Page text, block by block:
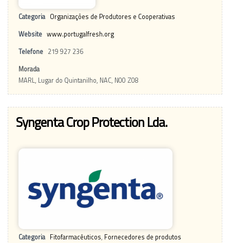
Categoria Organizações de Produtores e Cooperativas
Website www.portugalfresh.org
Telefone 219 927 236
Morada
MARL, Lugar do Quintanilho, NAC, N00 Z08
Syngenta Crop Protection Lda.
Categoria Fitofarmacêuticos, Fornecedores de produtos